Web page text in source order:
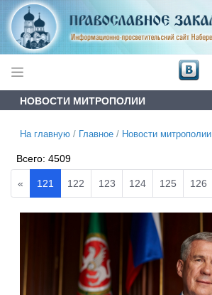
НОВОСТИ МИТРОПОЛИИ
На главную / Главное / Новости митрополии
Всего:4509
« 121 122 123 124 125 126